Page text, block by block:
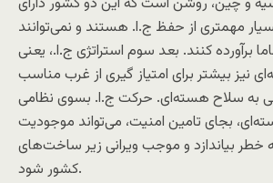
مهمتری از حفظ ج.ا. هستند و نمی‌توانند
برآورده کنند. بعد سوم استراتژی ج.ا.، یعنی
نیز بیشتر برای امتیاز گیری از غرب مناسب
به سلاح هسته‌ای. حرکت ج.ا. بسوی نظامی
بجای تامین امنیت، می‌تواند موجودیت
خطر بیاندازد و موجب ویرانی زیر ساخت‌های
کشور شود.